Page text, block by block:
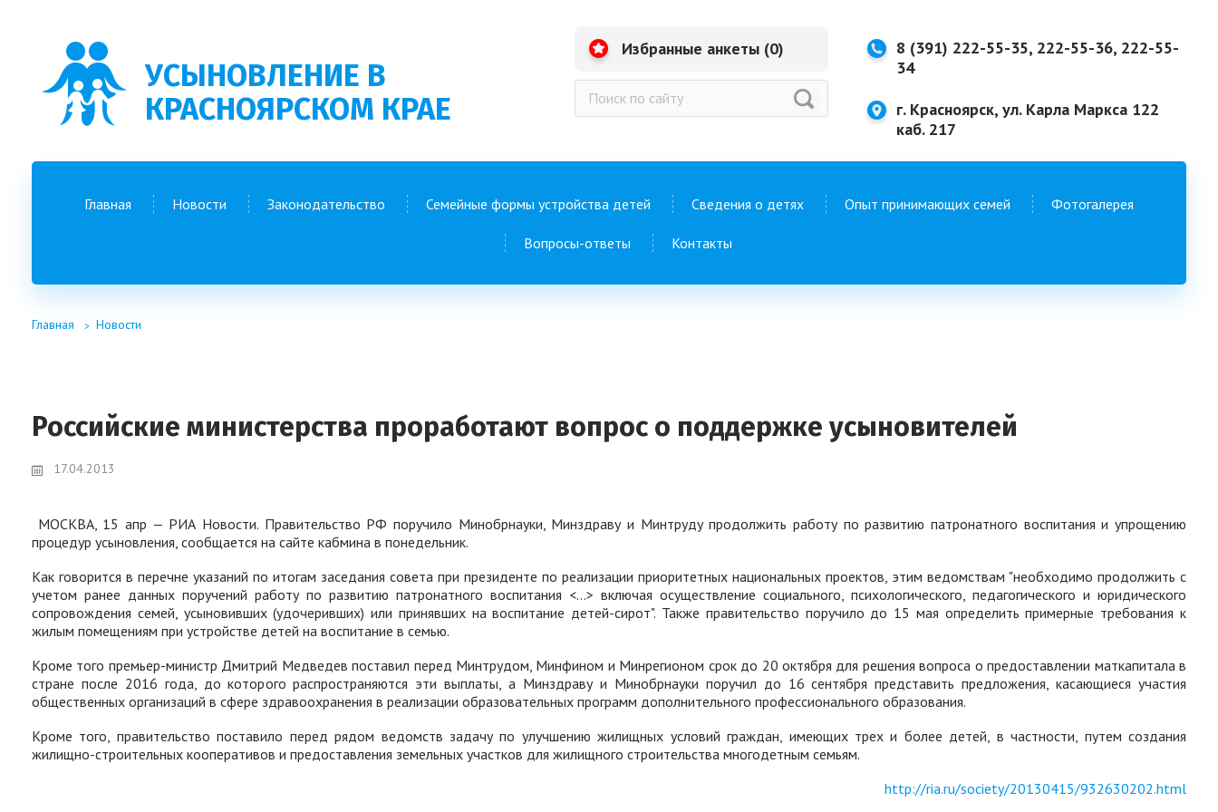
УСЫНОВЛЕНИЕ В
КРАСНОЯРСКОМ КРАЕ
Избранные анкеты (0)
8 (391) 222-55-35, 222-55-36, 222-55-
34
г. Красноярск, ул. Карла Маркса 122
каб. 217
Главная Новости Законодательство Семейные формы устройства детей Сведения о детях Опыт принимающих семей Фотогалерея
Вопросы-ответы Контакты
Главная Новости
Российские министерства проработают вопрос о поддержке усыновителей
17.04.2013
МОСКВА, 15 апр — РИА Новости. Правительство РФ поручило Минобрнауки, Минздраву и Минтруду продолжить работу по развитию патронатного воспитания и упрощению
процедур усыновления, сообщается на сайте кабмина в понедельник.
Как говорится в перечне указаний по итогам заседания совета при президенте по реализации приоритетных национальных проектов, этим ведомствам "необходимо продолжить с
учетом ранее данных поручений работу по развитию патронатного воспитания <…> включая осуществление социального, психологического, педагогического и юридического
сопровождения семей, усыновивших (удочеривших) или принявших на воспитание детей-сирот". Также правительство поручило до 15 мая определить примерные требования к
жилым помещениям при устройстве детей на воспитание в семью.
Кроме того премьер-министр Дмитрий Медведев поставил перед Минтрудом, Минфином и Минрегионом срок до 20 октября для решения вопроса о предоставлении маткапитала в
стране после 2016 года, до которого распространяются эти выплаты, а Минздраву и Минобрнауки поручил до 16 сентября представить предложения, касающиеся участия
общественных организаций в сфере здравоохранения в реализации образовательных программ дополнительного профессионального образования.
Кроме того, правительство поставило перед рядом ведомств задачу по улучшению жилищных условий граждан, имеющих трех и более детей, в частности, путем создания
жилищно-строительных кооперативов и предоставления земельных участков для жилищного строительства многодетным семьям.
http://ria.ru/society/20130415/932630202.html